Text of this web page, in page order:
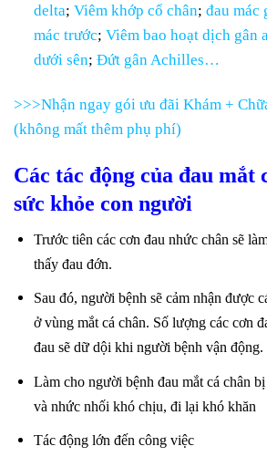
delta;Viêm khớp cổ chân;đau mác
mác trước;Viêm bao hoạt dịch gân
dưới sên;Đứt gân Achilles…
>>>Nhận ngay gói ưu đãi Khám +
(không mất thêm phụ phí)
Các tác động của đau mắt
sức khỏe con người
Trước tiên các cơn đau nhức chân sẽ
thấy đau đớn.
Sau đó, người bệnh sẽ cảm nhận được
ở vùng mắt cá chân. Số lượng các cơn
đau sẽ dữ dội khi người bệnh vận động.
Làm cho người bệnh đau mắt cá chân
và nhức nhối khó chịu, đi lại khó khăn
Tác động lớn đến công việc